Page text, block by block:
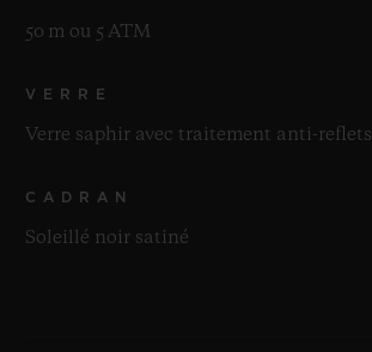
50 m ou 5 ATM
VERRE
Verre saphir avec traitement anti-reflets
CADRAN
Soleillé noir satiné